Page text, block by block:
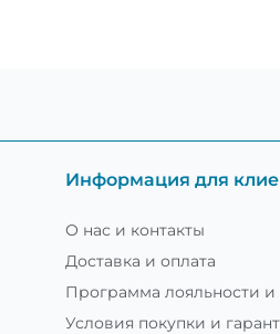
Информация для
О нас и контакты
Доставка и оплата
Программа лояльности и
Условия покупки и